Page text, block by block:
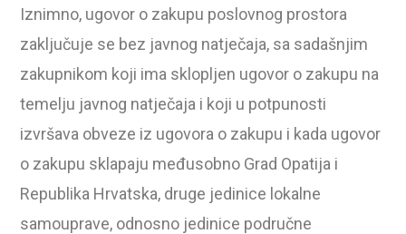
Iznimno, ugovor o zakupu poslovnog prostora
zaključuje se bez javnog natječaja, sa sadašnjim
zakupnikom koji ima sklopljen ugovor o zakupu na
temelju javnog natječaja i koji u potpunosti
izvršava obveze iz ugovora o zakupu i kada ugovor
o zakupu sklapaju međusobno Grad Opatija i
Republika Hrvatska, druge jedinice lokalne
samouprave, odnosno jedinice područne